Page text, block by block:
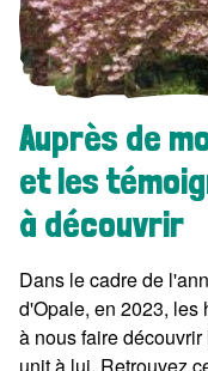
Auprès de
et les
à découvrir
Dans le cadre de
d'Opale, en 2023, les
à nous faire